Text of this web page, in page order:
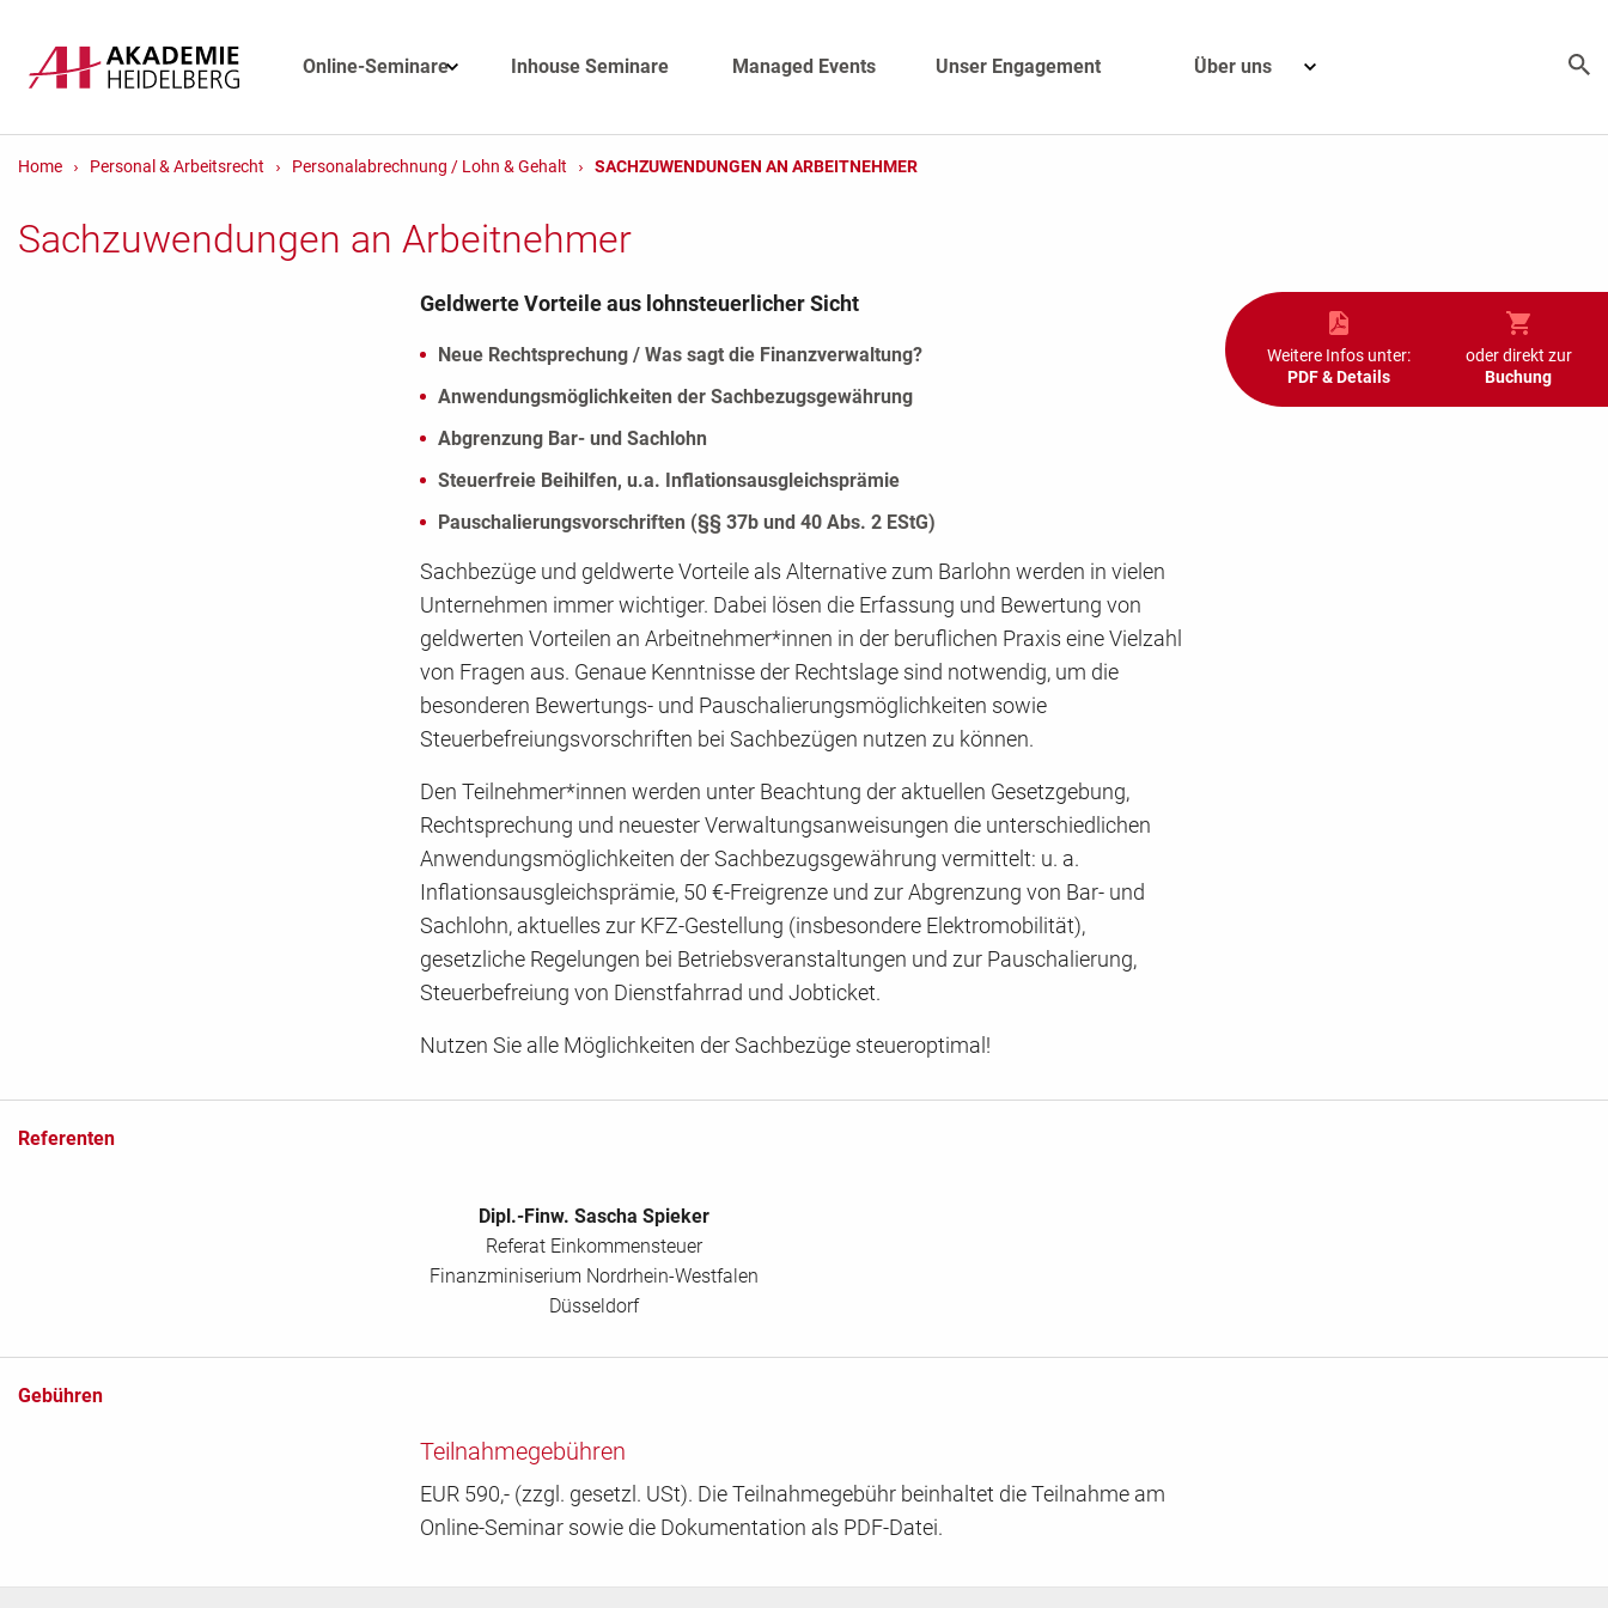
Online-Seminare Inhouse Seminare Managed Events Unser Engagement Über uns
Weitere Infos unter:
PDF & Details
oder direkt zur
Buchung
Home Personal & Arbeitsrecht Personalabrechnung / Lohn & Gehalt SACHZUWENDUNGEN AN ARBEITNEHMER
Sachzuwendungen an Arbeitnehmer
Geldwerte Vorteile aus lohnsteuerlicher Sicht
Neue Rechtsprechung / Was sagt die Finanzverwaltung?
Anwendungsmöglichkeiten der Sachbezugsgewährung
Abgrenzung Bar- und Sachlohn
Steuerfreie Beihilfen, u.a. Inflationsausgleichsprämie
Pauschalierungsvorschriften (§§ 37b und 40 Abs. 2 EStG)
Sachbezüge und geldwerte Vorteile als Alternative zum Barlohn werden in vielen
Unternehmen immer wichtiger. Dabei lösen die Erfassung und Bewertung von
geldwerten Vorteilen an Arbeitnehmer*innen in der beruflichen Praxis eine Vielzahl
von Fragen aus. Genaue Kenntnisse der Rechtslage sind notwendig, um die
besonderen Bewertungs- und Pauschalierungsmöglichkeiten sowie
Steuerbefreiungsvorschriften bei Sachbezügen nutzen zu können.
Den Teilnehmer*innen werden unter Beachtung der aktuellen Gesetzgebung,
Rechtsprechung und neuester Verwaltungsanweisungen die unterschiedlichen
Anwendungsmöglichkeiten der Sachbezugsgewährung vermittelt: u. a.
Inflationsausgleichsprämie, 50 €-Freigrenze und zur Abgrenzung von Bar- und
Sachlohn, aktuelles zur KFZ-Gestellung (insbesondere Elektromobilität),
gesetzliche Regelungen bei Betriebsveranstaltungen und zur Pauschalierung,
Steuerbefreiung von Dienstfahrrad und Jobticket.
Nutzen Sie alle Möglichkeiten der Sachbezüge steueroptimal!
Referenten
Dipl.-Finw. Sascha Spieker
Referat Einkommensteuer
Finanzminiserium Nordrhein-Westfalen
Düsseldorf
Gebühren
Teilnahmegebühren
EUR 590,- (zzgl. gesetzl. USt). Die Teilnahmegebühr beinhaltet die Teilnahme am
Online-Seminar sowie die Dokumentation als PDF-Datei.